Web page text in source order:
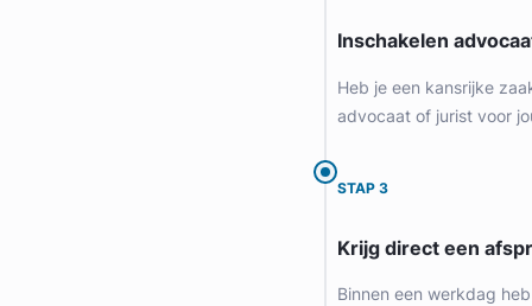
Inschakelen
Heb je een kansrijke
advocaat of jurist voor
STAP 3
Krijg direct een
Binnen een werkdag